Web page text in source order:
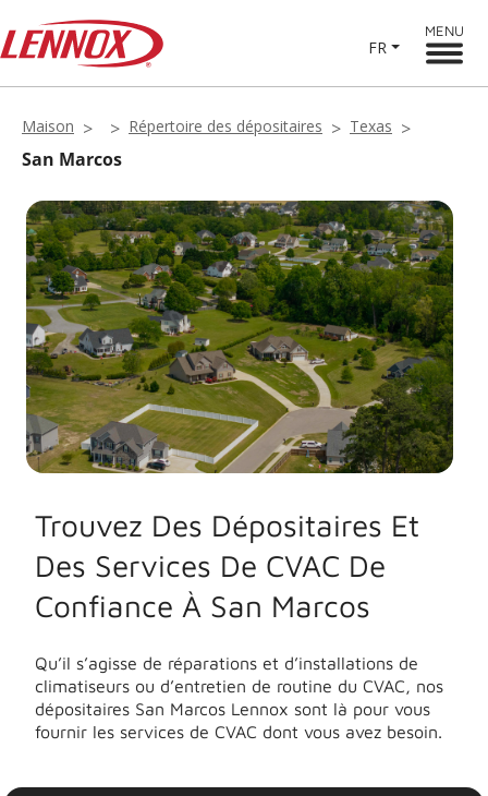
FR
MENU
Maison Répertoire des dépositaires Texas
San Marcos
Trouvez Des Dépositaires Et
Des Services De CVAC De
Confiance À San Marcos
Qu’il s’agisse de réparations et d’installations de
climatiseurs ou d’entretien de routine du CVAC, nos
dépositaires San Marcos Lennox sont là pour vous
fournir les services de CVAC dont vous avez besoin.